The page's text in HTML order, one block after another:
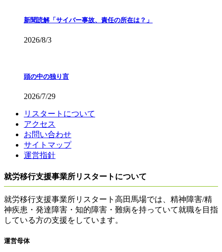
新聞読解「サイバー事故、責任の所在は？」
2026/8/3
頭の中の独り言
2026/7/29
リスタートについて
アクセス
お問い合わせ
サイトマップ
運営指針
就労移行支援事業所リスタートについて
就労移行支援事業所リスタート高田馬場では、精神障害/精
神疾患・発達障害・知的障害・難病を持っていて就職を目指
している方の支援をしています。
運営母体